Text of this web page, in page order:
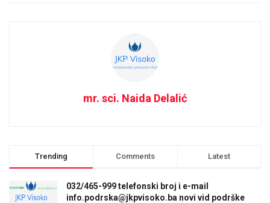
mr. sci. Naida Delalić
Trending Comments Latest
032/465-999 telefonski broj i e-mail
info.podrska@jkpvisoko.ba novi vid podrške